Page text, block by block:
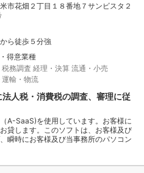
市花畑２丁目１８番地７サンビスタ２
ら徒歩５分強
得意業種
税務調査 経理・決算 流通・小売
運輸・物流
人税・消費税の調査、審理に従
A-SaaS)を使用しています。お客様に
貸します。このソフトは、お客様及び
瞬時にお客様及び当事務所のパソコン